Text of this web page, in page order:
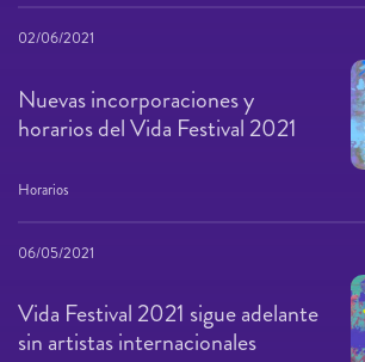
02/06/2021
Nuevas incorporaciones y
horarios del Vida Festival 2021
Horarios
06/05/2021
Vida Festival 2021 sigue adelante
sin artistas internacionales